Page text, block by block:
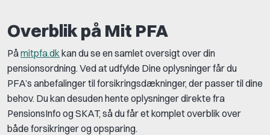
Overblik på Mit PFA
Påmitpfa.dkkan du se en samlet oversigt over din
pensionsordning. Ved at udfylde Dine oplysninger får du
PFA’s anbefalinger til forsikringsdækninger, der passer til dine
behov. Du kan desuden hente oplysninger direkte fra
PensionsInfo og SKAT, så du får et komplet overblik over
både forsikringer og opsparing.